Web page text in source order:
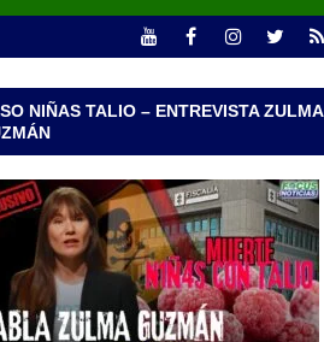
NIÑAS TALIO – ENTREVISTA ZULMA